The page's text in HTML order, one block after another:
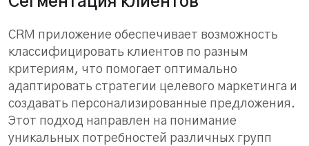
CRM приложение обеспечивает возможность
классифицировать клиентов по разным
критериям, что помогает оптимально
адаптировать стратегии целевого маркетинга и
создавать персонализированные предложения.
Этот подход направлен на понимание
уникальных потребностей различных групп